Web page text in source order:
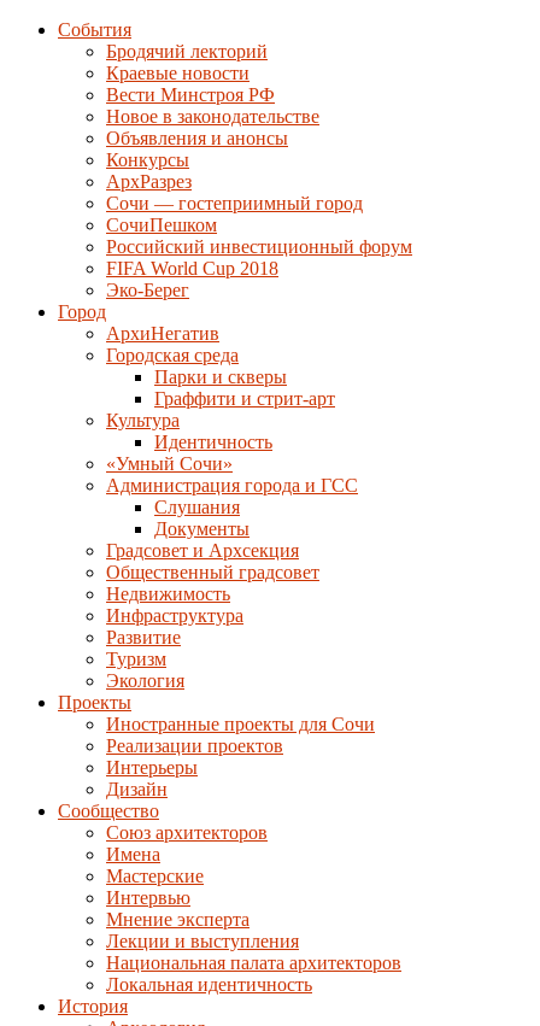
События
Бродячий лекторий
Краевые новости
Вести Минстроя РФ
Новое в законодательстве
Объявления и анонсы
Конкурсы
АрхРазрез
Сочи — гостеприимный город
СочиПешком
Российский инвестиционный форум
FIFA World Cup 2018
Эко-Берег
Город
АрхиНегатив
Городская среда
Парки и скверы
Граффити и стрит-арт
Культура
Идентичность
«Умный Сочи»
Администрация города и ГСС
Слушания
Документы
Градсовет и Архсекция
Общественный градсовет
Недвижимость
Инфраструктура
Развитие
Туризм
Экология
Проекты
Иностранные проекты для Сочи
Реализации проектов
Интерьеры
Дизайн
Сообщество
Союз архитекторов
Имена
Мастерские
Интервью
Мнение эксперта
Лекции и выступления
Национальная палата архитекторов
Локальная идентичность
История